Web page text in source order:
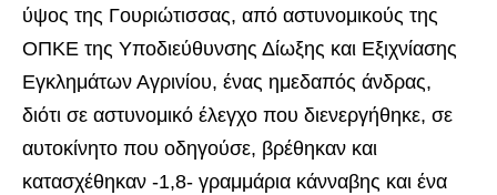
ύψος της Γουριώτισσας, από αστυνομικούς της
ΟΠΚΕ της Υποδιεύθυνσης Δίωξης και Εξιχνίασης
Εγκλημάτων Αγρινίου, ένας ημεδαπός άνδρας,
διότι σε αστυνομικό έλεγχο που διενεργήθηκε, σε
αυτοκίνητο που οδηγούσε, βρέθηκαν και
κατασχέθηκαν -1,8- γραμμάρια κάνναβης και ένα